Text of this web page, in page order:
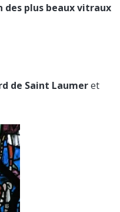
des plus beaux vitraux
de Saint Laumeret